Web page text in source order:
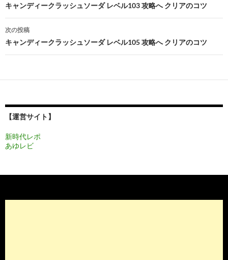
稿
ナ
ビ
ゲ
ー
ョ
ン
キャンディークラッシュソーダ レベル103 攻略へ クリアのコツ
次の投稿
キャンディークラッシュソーダ レベル105 攻略へ クリアのコツ
【運営サイト】
新時代レポ
あゆレビ